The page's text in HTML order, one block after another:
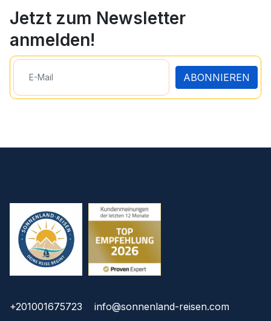
Jetzt zum Newsletter
anmelden!
ABONNIEREN
+201001675723 info@sonnenland-reisen.com